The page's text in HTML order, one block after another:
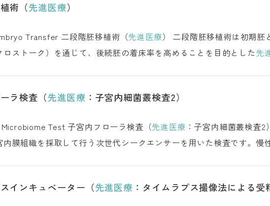
術（先進医療）
Two-Step Embryo Transfer 二段階胚移植術（先進医療） 二段階胚移植術は初期胚と胚盤胞を1周期内に時間差で移植し、初期胚による子宮
ロストーク）を通じて、後続胚の着床率を高めることを目的とした先
ラ検査（先進医療 ：子宮内細菌叢検査2）
Endometrial Microbiome Test 子宮内フローラ検査（先進医療 ：子宮内細菌叢検査2） 子宮内の細菌バランスを調べ、着床に適した
内膜組織を採取して行う次世代シークエンサーを用いた検査です。
インキュベーター（先進医療 ：タイムラプス撮像法による受